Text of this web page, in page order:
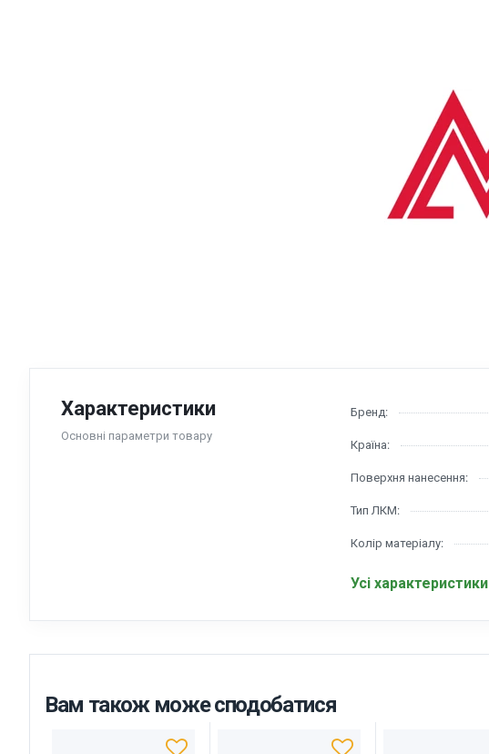
Характеристики
Основні параметри товару
Бренд:
Країна:
Поверхня нанесення:
Тип ЛКМ:
Колір матеріалу:
Усі характеристики
Вам також може сподобатися